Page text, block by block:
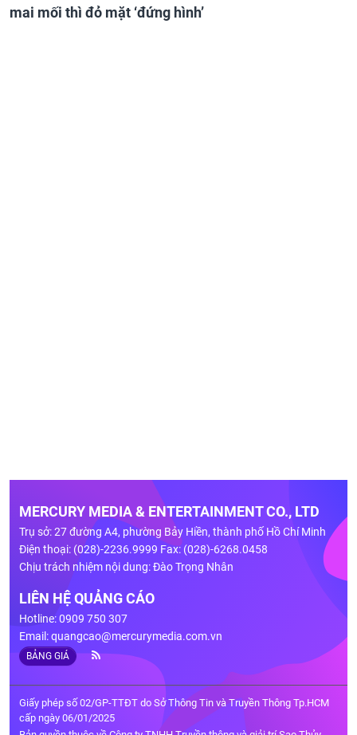
mai mối thì đỏ mặt ‘đứng hình’
MERCURY MEDIA & ENTERTAINMENT CO., LTD
Trụ sở: 27 đường A4, phường Bảy Hiền, thành phố Hồ Chí Minh
Điện thoại: (028)-2236.9999 Fax: (028)-6268.0458
Chịu trách nhiệm nội dung: Đào Trọng Nhân
LIÊN HỆ QUẢNG CÁO
Hotline: 0909 750 307
Email:quangcao@mercurymedia.com.vn
BẢNG GIÁ
Giấy phép số 02/GP-TTĐT do Sở Thông Tin và Truyền Thông Tp.HCM
cấp ngày 06/01/2025